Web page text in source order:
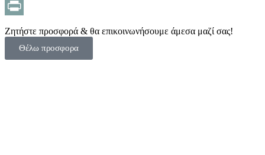
Email
Ζητήστε προσφορά & θα επικοινωνήσουμε άμεσα μαζί σας!
Θέλω προσφορα